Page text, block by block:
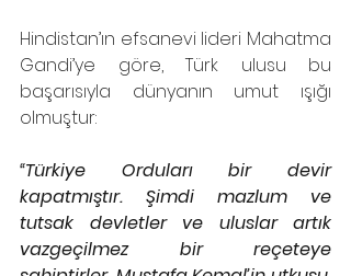
Hindistan’ın efsanevi lideri Mahatma
Gandi’ye göre, Türk ulusu bu
başarısıyla dünyanın umut ışığı
olmuştur:
“Türkiye Orduları bir devir
kapatmıştır. Şimdi mazlum ve
tutsak devletler ve uluslar artık
vazgeçilmez bir reçeteye